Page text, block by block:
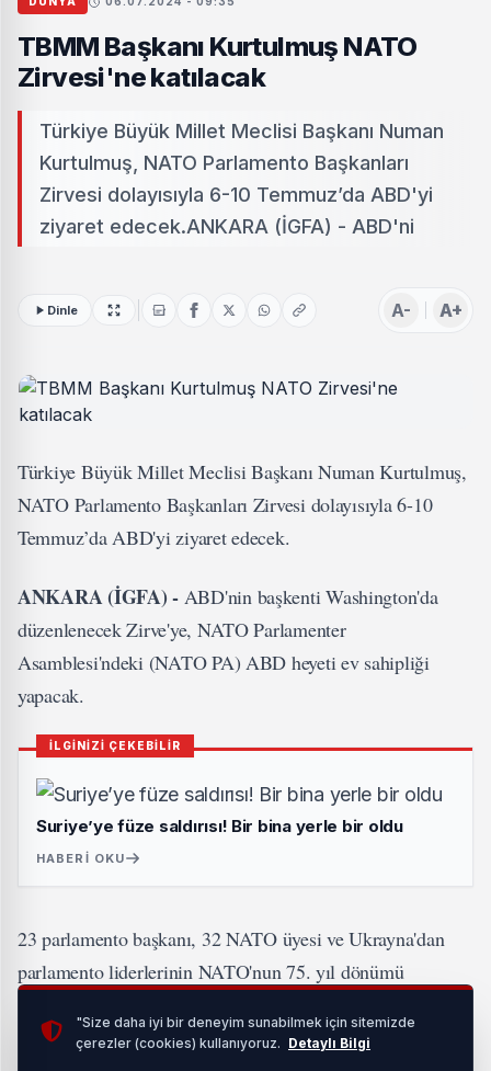
TBMM Başkanı Kurtulmuş NATO
Zirvesi'ne katılacak
Türkiye Büyük Millet Meclisi Başkanı Numan
Kurtulmuş, NATO Parlamento Başkanları
Zirvesi dolayısıyla 6-10 Temmuz’da ABD'yi
ziyaret edecek.ANKARA (İGFA) - ABD'ni
Dinle A- A+
Türkiye Büyük Millet Meclisi Başkanı Numan Kurtulmuş,
NATO Parlamento Başkanları Zirvesi dolayısıyla 6-10
Temmuz’da ABD'yi ziyaret edecek.
ANKARA (İGFA) - ABD'nin başkenti Washington'da
düzenlenecek Zirve'ye, NATO Parlamenter
Asamblesi'ndeki (NATO PA) ABD heyeti ev sahipliği
yapacak.
İLGİNİZİ ÇEKEBİLİR
Suriye’ye füze saldırısı! Bir bina yerle bir oldu
HABERI OKU
23 parlamento başkanı, 32 NATO üyesi ve Ukrayna'dan
parlamento liderlerinin NATO'nun 75. yıl dönümü
parlamento boyutunun önemi vurgulanacak.
"Size daha iyi bir deneyim sunabilmek için sitemizde
çerezler (cookies) kullanıyoruz. Detaylı Bilgi